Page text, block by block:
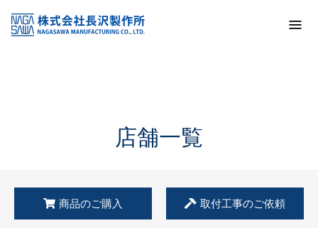
KSS加盟店・取扱店情報
店舗一覧
店舗一覧
商品のご購入 取付工事のご依頼